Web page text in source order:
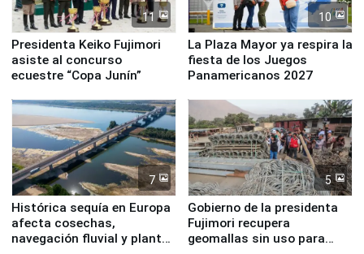
11
Presidenta Keiko Fujimori
asiste al concurso
ecuestre “Copa Junín”
10
La Plaza Mayor ya respira la
fiesta de los Juegos
Panamericanos 2027
7
Histórica sequía en Europa
afecta cosechas,
navegación fluvial y plantas
5
Gobierno de la presidenta
Fujimori recupera
geomallas sin uso para